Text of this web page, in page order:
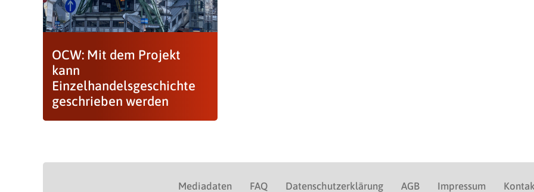
OCW: Mit dem Projekt
kann
Einzelhandelsgeschichte
geschrieben werden
Mediadaten FAQ Datenschutzerklärung AGB Impressum